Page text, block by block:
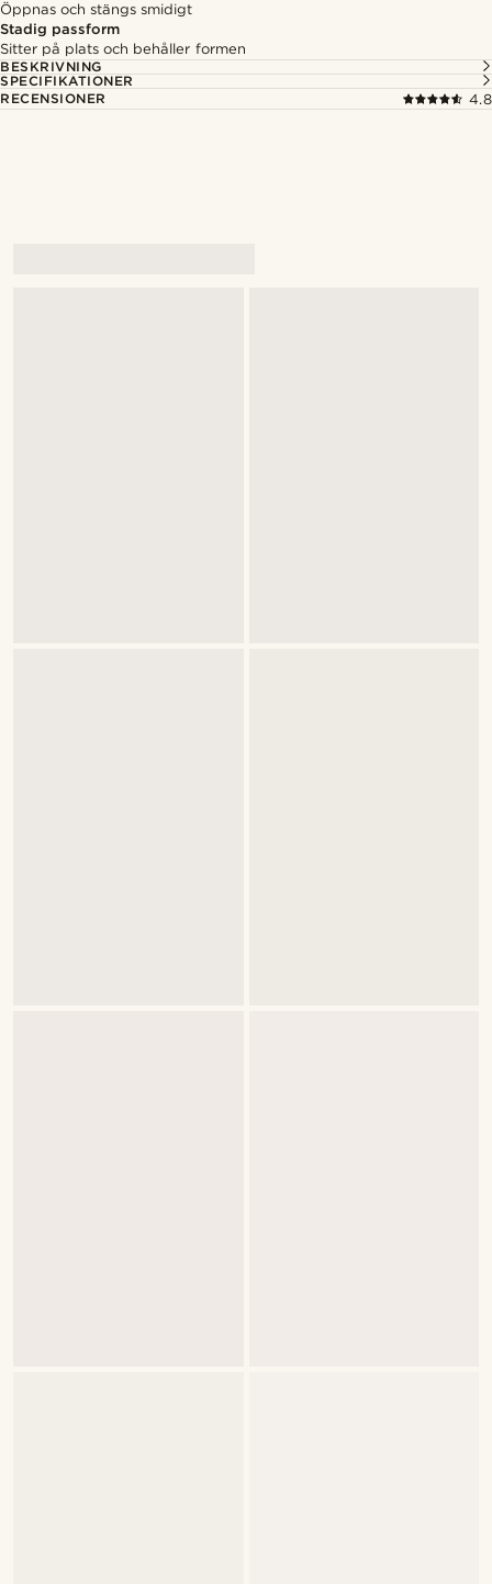
Öppnas och stängs smidigt
Stadig passform
Sitter på plats och behåller formen
BESKRIVNING
SPECIFIKATIONER
RECENSIONER
4.8